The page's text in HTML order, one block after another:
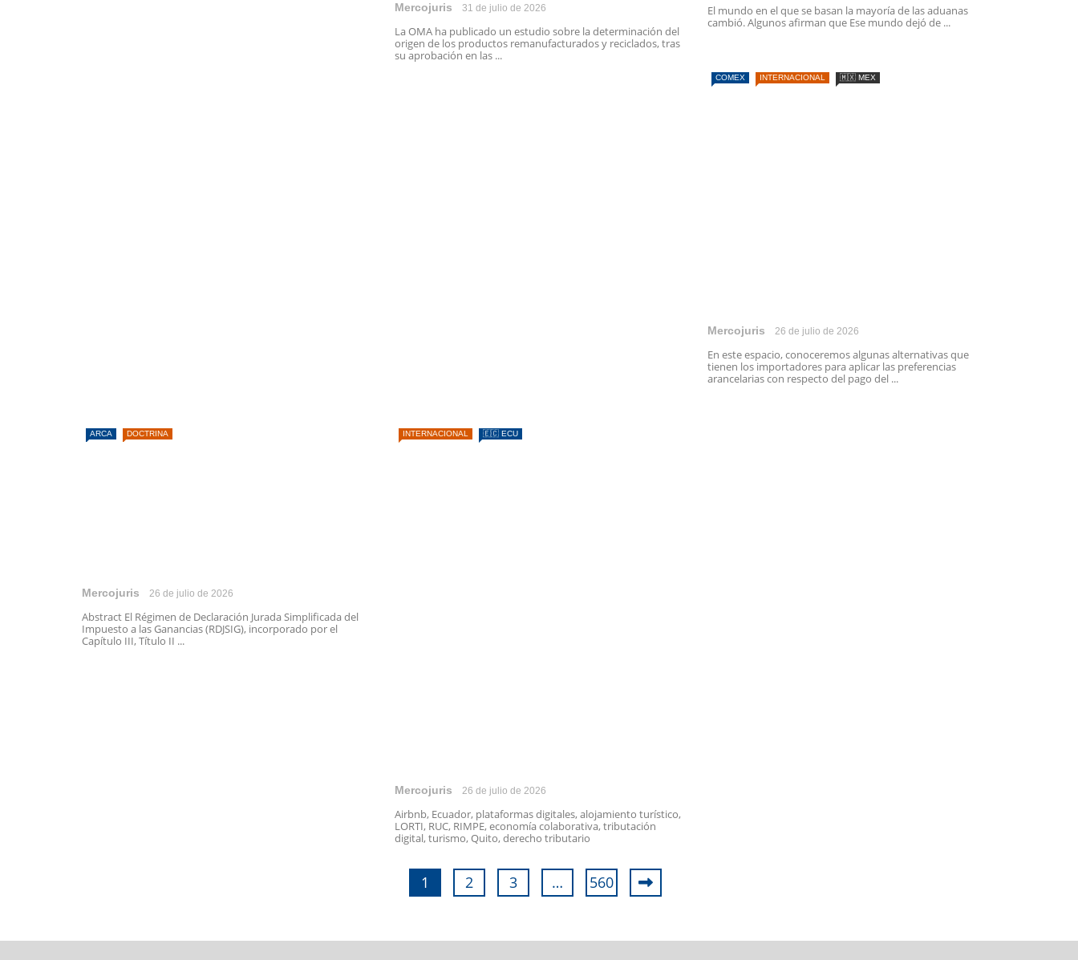
Mercojuris 31 de julio de 2026
La OMA ha publicado un estudio sobre la determinación del
origen de los productos remanufacturados y reciclados, tras
su aprobación en las ...
El mundo en el que se basan la mayoría de las aduanas
cambió. Algunos afirman que Ese mundo dejó de ...
COMEX INTERNACIONAL 🇲🇽 MEX
Mercojuris 26 de julio de 2026
En este espacio, conoceremos algunas alternativas que
tienen los importadores para aplicar las preferencias
arancelarias con respecto del pago del ...
ARCA DOCTRINA
Mercojuris 26 de julio de 2026
Abstract El Régimen de Declaración Jurada Simplificada del
Impuesto a las Ganancias (RDJSIG), incorporado por el
Capítulo III, Título II ...
INTERNACIONAL 🇪🇨 ECU
Mercojuris 26 de julio de 2026
Airbnb, Ecuador, plataformas digitales, alojamiento turístico,
LORTI, RUC, RIMPE, economía colaborativa, tributación
digital, turismo, Quito, derecho tributario
1 2 3 … 560